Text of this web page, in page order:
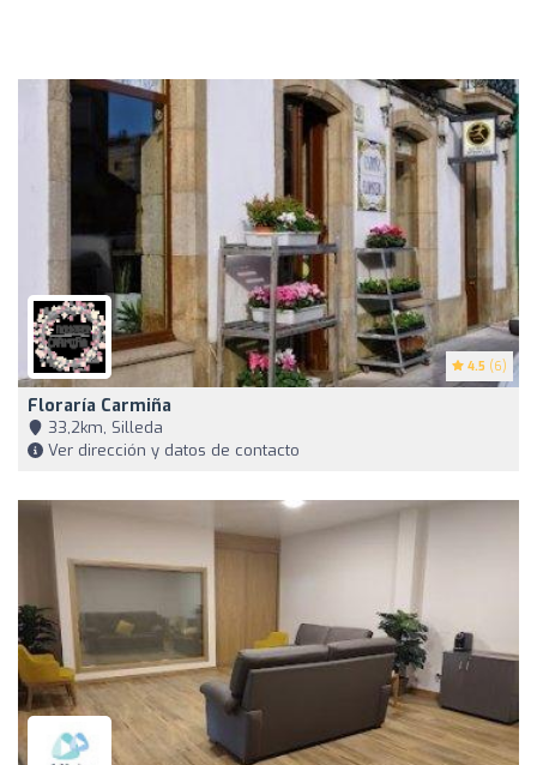
4.5 (6)
Floraría Carmiña
33,2km, Silleda
Ver dirección y datos de contacto